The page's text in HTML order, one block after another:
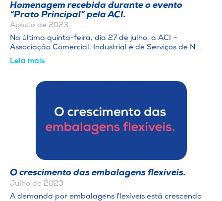
Homenagem recebida durante o evento
“Prato Principal” pela ACI.
Agosto de 2023
Na última quinta-feira, dia 27 de julho, a ACI –
Associação Comercial, Industrial e de Serviços de N...
Leia mais
O crescimento das embalagens flexíveis.
Julho de 2023
A demanda por embalagens flexíveis está crescendo